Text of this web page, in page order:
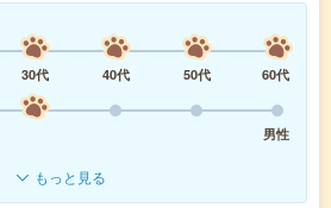
30代 40代 50代
60代
男性
もっと見る